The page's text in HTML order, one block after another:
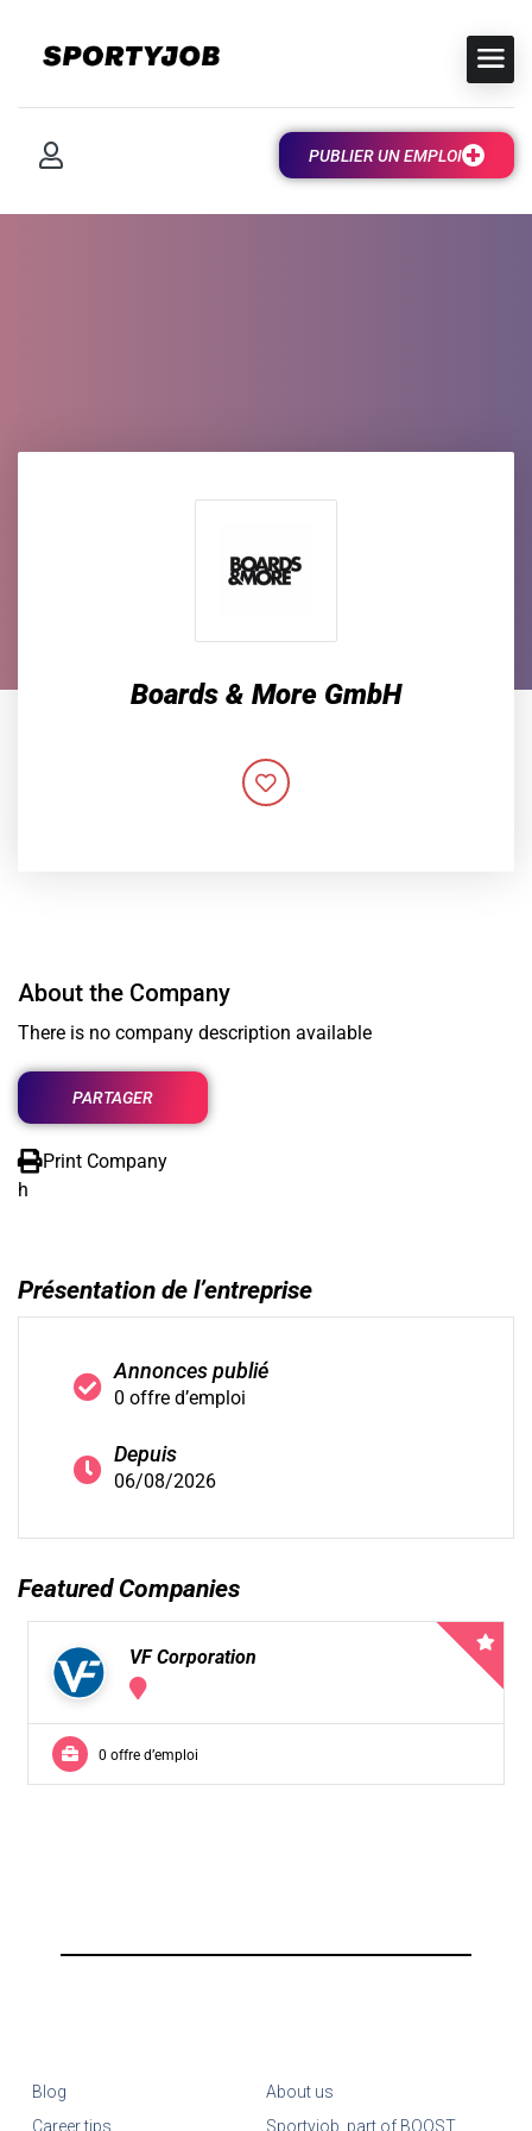
PUBLIER UN EMPLOI
Boards & More GmbH
About the Company
There is no company description available
PARTAGER
Print Company
h
Présentation de l’entreprise
Annonces publié
0 offre d’emploi
Depuis
06/08/2026
Featured Companies
VF Corporation
0 offre d’emploi
Blog
Career tips
About us
Sportyjob, part of BOOST